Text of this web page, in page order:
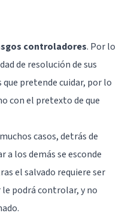
controladores. Por lo
de resolución de sus
pretende cuidar, por lo
con el pretexto de que
casos, detrás de
a los demás se esconde
el salvado requiere ser
podrá controlar, y no